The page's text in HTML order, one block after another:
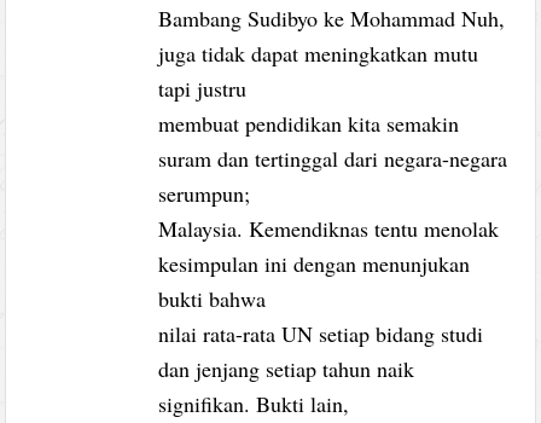
Bambang Sudibyo ke Mohammad Nuh,
juga tidak dapat meningkatkan mutu
tapi justru
membuat pendidikan kita semakin
suram dan tertinggal dari negara-negara
serumpun;
Malaysia. Kemendiknas tentu menolak
kesimpulan ini dengan menunjukan
bukti bahwa
nilai rata-rata UN setiap bidang studi
dan jenjang setiap tahun naik
signifikan. Bukti lain,